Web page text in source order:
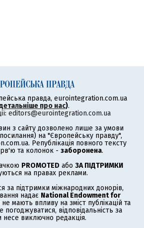
правда, eurointegration.com.ua
про нас).
editors@eurointegration.com.ua
з сайту дозволено лише за умови
на "Європейську правду",
Републікація повного тексту
та колонок - заборонена.
PROMOTED або ЗА ПІДТРИМКИ
на правах реклами.
за підтримки міжнародних донорів,
надає National Endowment for
мають впливу на зміст публікацій та
відповідальність за
несе виключно редакція.